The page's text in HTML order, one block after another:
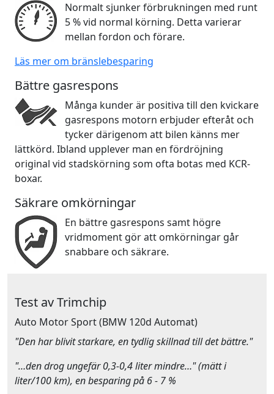
Normalt sjunker förbrukningen med runt
5 % vid normal körning. Detta varierar
mellan fordon och förare.
Läs mer om bränslebesparing
Bättre gasrespons
Många kunder är positiva till den kvickare
gasrespons motorn erbjuder efteråt och
tycker därigenom att bilen känns mer
lättkörd. Ibland upplever man en fördröjning
original vid stadskörning som ofta botas med KCR-
boxar.
Säkrare omkörningar
En bättre gasrespons samt högre
vridmoment gör att omkörningar går
snabbare och säkrare.
Test av Trimchip
Auto Motor Sport(BMW 120d Automat)
"Den har blivit starkare, en tydlig skillnad till det bättre."
"…den drog ungefär 0,3-0,4 liter mindre…" (mätt i
liter/100 km), en besparing på 6 - 7 %